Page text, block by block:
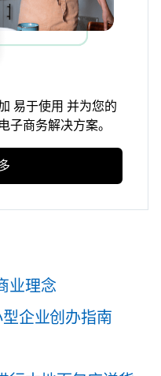
易于使用 并为您的
子商务解决方案。
业理念
企业创办指南